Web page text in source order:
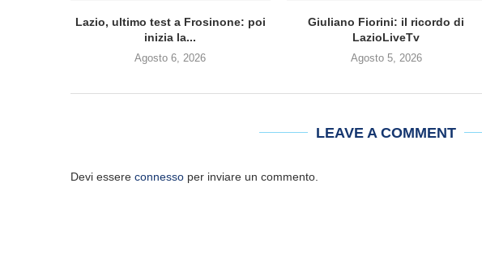
Lazio, ultimo test a Frosinone: poi
inizia la...
Agosto 6, 2026
Giuliano Fiorini: il ricordo di
LazioLiveTv
Agosto 5, 2026
LEAVE A COMMENT
Devi essere connesso per inviare un commento.